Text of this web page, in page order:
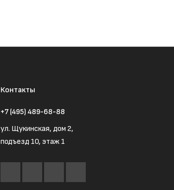
Контакты
+7 (495) 489-68-88
ул. Щукинская, дом 2,
подъезд 10, этаж 1